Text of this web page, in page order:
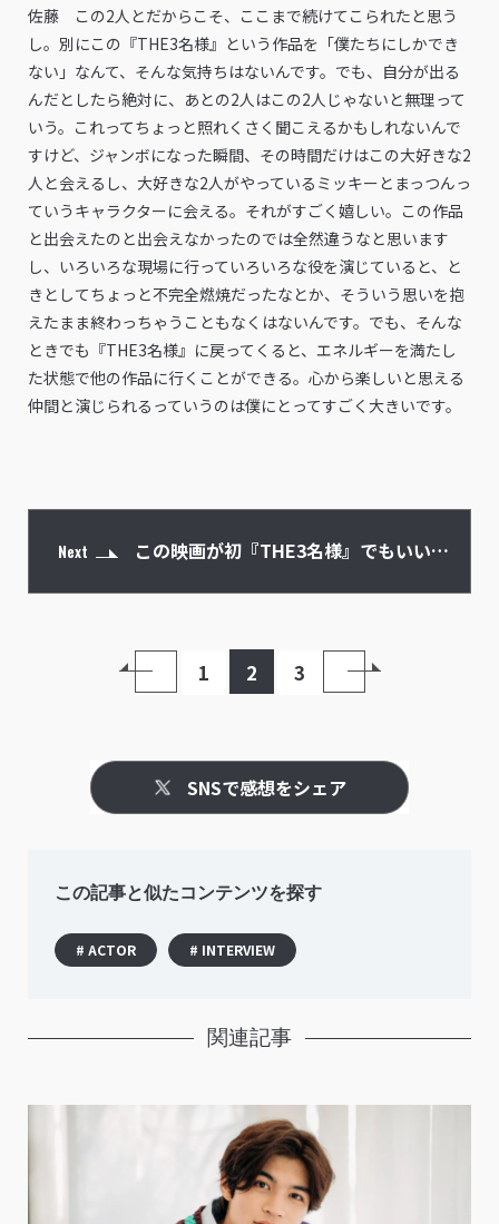
佐藤 この2人とだからこそ、ここまで続けてこられたと思う
し。別にこの『THE3名様』という作品を「僕たちにしかでき
ない」なんて、そんな気持ちはないんです。でも、自分が出る
んだとしたら絶対に、あとの2人はこの2人じゃないと無理って
いう。これってちょっと照れくさく聞こえるかもしれないんで
すけど、ジャンボになった瞬間、その時間だけはこの大好きな2
人と会えるし、大好きな2人がやっているミッキーとまっつんっ
ていうキャラクターに会える。それがすごく嬉しい。この作品
と出会えたのと出会えなかったのでは全然違うなと思います
し、いろいろな現場に行っていろいろな役を演じていると、と
きとしてちょっと不完全燃焼だったなとか、そういう思いを抱
えたまま終わっちゃうこともなくはないんです。でも、そんな
ときでも『THE3名様』に戻ってくると、エネルギーを満たし
た状態で他の作品に行くことができる。心から楽しいと思える
仲間と演じられるっていうのは僕にとってすごく大きいです。
Next この映画が初『THE3名様』でもいいく
1 2 3
SNSで感想をシェア
この記事と似たコンテンツを探す
# ACTOR # INTERVIEW
関連記事